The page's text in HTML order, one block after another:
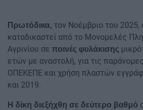
Πρωτόδικα, τον Νοέμβριο του 2025,
καταδικαστεί από το Μονομελές
Αγρινίου σε ποινές φυλάκισης
ετών με αναστολή, για τις
ΟΠΕΚΕΠΕ και χρήση πλαστών
και 2019.
Η δίκη διεξήχθη σε δεύτερο βαθμό